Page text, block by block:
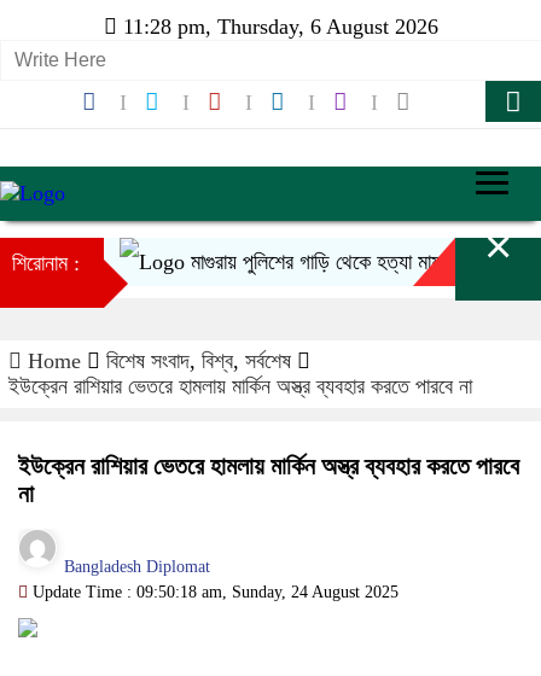
11:28 pm, Thursday, 6 August 2026
শিরোনাম : মাগুরায় পুলিশের গাড়ি থেকে হত্যা মামলার আসামি ছিনতাই
×
Home বিশেষ সংবাদ, বিশ্ব, সর্বশেষ
ইউক্রেন রাশিয়ার ভেতরে হামলায় মার্কিন অস্ত্র ব্যবহার করতে পারবে না
ইউক্রেন রাশিয়ার ভেতরে হামলায় মার্কিন অস্ত্র ব্যবহার করতে পারবে
না
Bangladesh Diplomat
Update Time : 09:50:18 am, Sunday, 24 August 2025